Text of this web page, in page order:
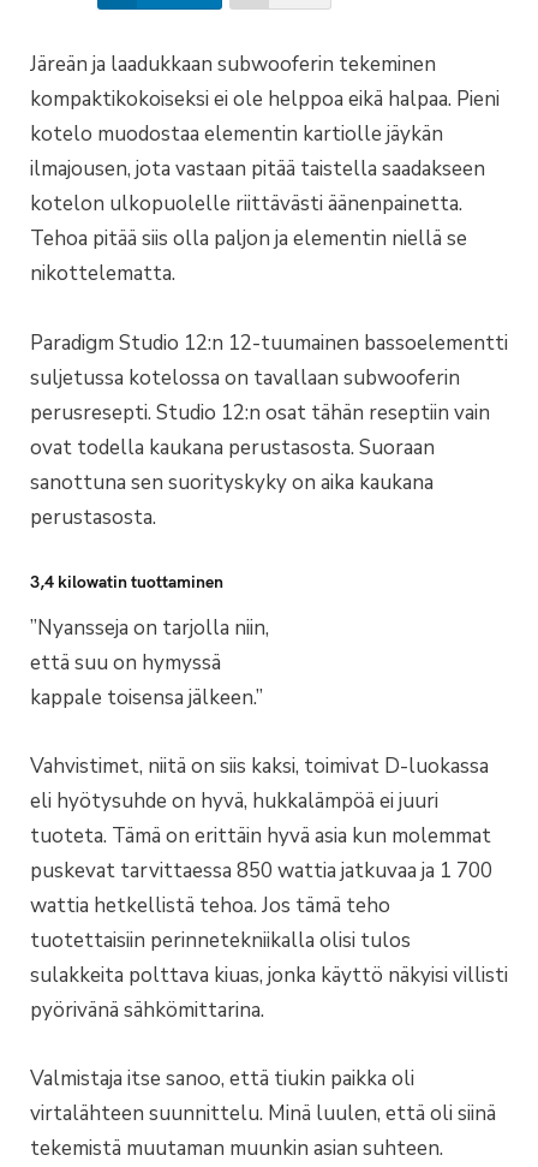
Järeän ja laadukkaan subwooferin tekeminen
kompaktikokoiseksi ei ole helppoa eikä halpaa. Pieni
kotelo muodostaa elementin kartiolle jäykän
ilmajousen, jota vastaan pitää taistella saadakseen
kotelon ulkopuolelle riittävästi äänenpainetta.
Tehoa pitää siis olla paljon ja elementin niellä se
nikottelematta.
Paradigm Studio 12:n 12-tuumainen bassoelementti
suljetussa kotelossa on tavallaan subwooferin
perusresepti. Studio 12:n osat tähän reseptiin vain
ovat todella kaukana perustasosta. Suoraan
sanottuna sen suorityskyky on aika kaukana
perustasosta.
3,4 kilowatin tuottaminen
”Nyansseja on tarjolla niin,
että suu on hymyssä
kappale toisensa jälkeen.”
Vahvistimet, niitä on siis kaksi, toimivat D-luokassa
eli hyötysuhde on hyvä, hukkalämpöä ei juuri
tuoteta. Tämä on erittäin hyvä asia kun molemmat
puskevat tarvittaessa 850 wattia jatkuvaa ja 1 700
wattia hetkellistä tehoa. Jos tämä teho
tuotettaisiin perinnetekniikalla olisi tulos
sulakkeita polttava kiuas, jonka käyttö näkyisi villisti
pyörivänä sähkömittarina.
Valmistaja itse sanoo, että tiukin paikka oli
virtalähteen suunnittelu. Minä luulen, että oli siinä
tekemistä muutaman muunkin asian suhteen.